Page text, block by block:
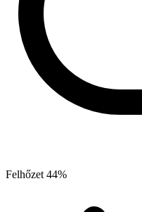
Felhőzet 44%